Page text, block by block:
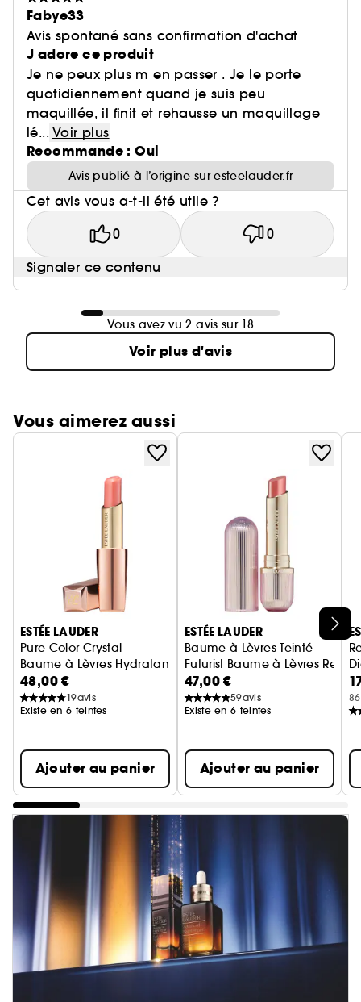
Fabye33
Avis spontané sans confirmation d'achat
J adore ce produit
Je ne peux plus m en passer . Je le porte
quotidiennement quand je suis peu
maquillée, il finit et rehausse un maquillage
lé... Voir plus
Recommande : Oui
Avis publié à l’origine sur esteelauder.fr
Cet avis vous a-t-il été utile ?
0 0
Signaler ce contenu
Vous avez vu 2 avis sur 18
Voir plus d'avis
Vous aimerez aussi
Ignorer le carrousel produits
ESTÉE LAUDER
Pure Color Crystal
Baume à Lèvres Hydratant Révélateur de Couleur
48,00 €
19avis
Existe en 6 teintes
Ajouter au panier
ESTÉE LAUDER
Baume à Lèvres Teinté
Futurist Baume à Lèvres
47,00 €
59avis
Existe en 6 teintes
Ajouter au panier